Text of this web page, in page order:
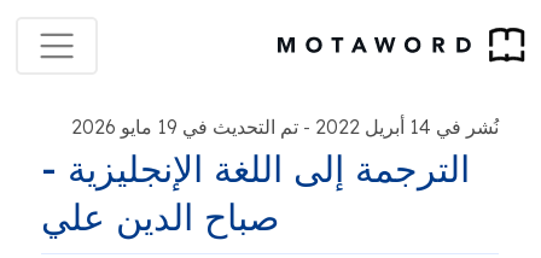
نُشر في 14 أبريل 2022 - تم التحديث في 19 مايو 2026
الترجمة إلى اللغة الإنجليزية -
صباح الدين علي